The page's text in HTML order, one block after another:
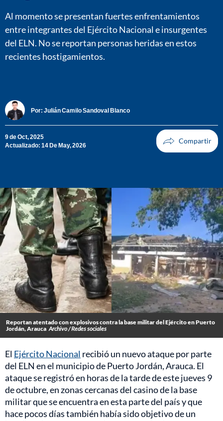
Al momento se presentan fuertes enfrentamientos
entre integrantes del Ejército Nacional e insurgentes
del ELN. No se reportan personas heridas en estos
recientes hostigamientos.
Por: Julián Camilo Sandoval Blanco
9 de Oct, 2025
Actualizado: 14 De May, 2026
Reportan atentado con explosivos contra la base militar del Ejército en Puerto
Jordán, Arauca Archivo / Redes sociales
El Ejército Nacional recibió un nuevo ataque por parte
del ELN en el municipio de Puerto Jordán, Arauca. El
ataque se registró en horas de la tarde de este jueves 9
de octubre, en zonas cercanas del casino de la base
militar que se encuentra en esta parte del país y que
hace pocos días también había sido objetivo de un